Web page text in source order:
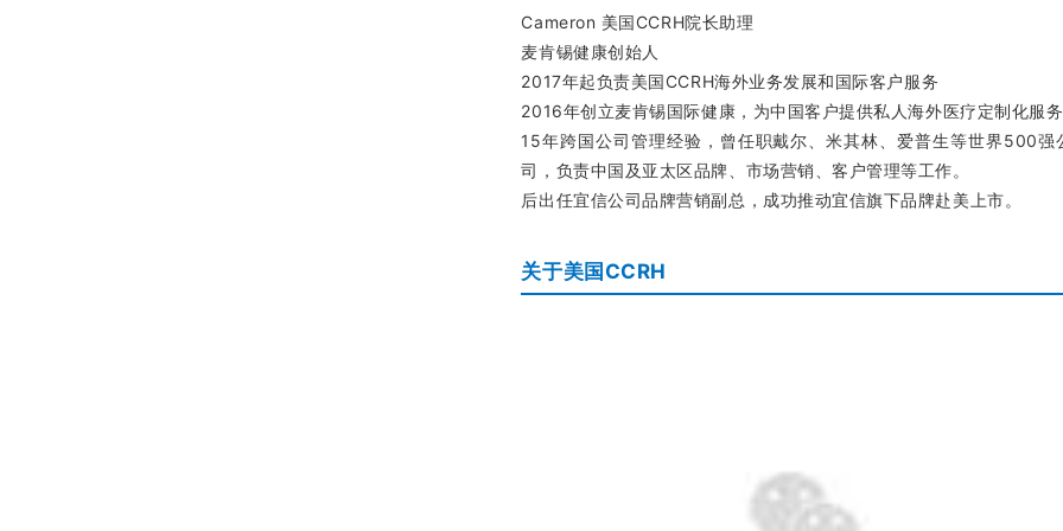
Cameron 美国CCRH院长助理
麦肯锡健康创始人
2017年起负责美国CCRH海外业务发展和国际客户服务
2016年创立麦肯锡国际健康，为中国客户提供私人海外医疗定制化服务
15年跨国公司管理经验，曾任职戴尔、米其林、爱普生等世界500强
司，负责中国及亚太区品牌、市场营销、客户管理等工作。
后出任宜信公司品牌营销副总，成功推动宜信旗下品牌赴美上市。
关于美国CCRH